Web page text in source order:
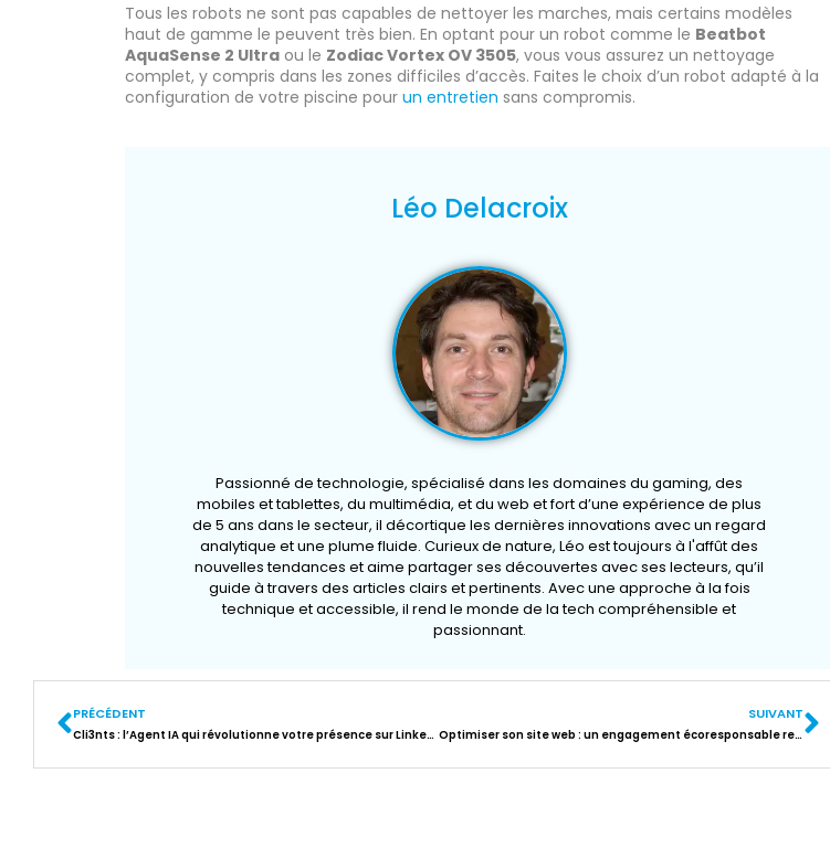
Tous les robots ne sont pas capables de nettoyer les marches, mais certains modèles
haut de gamme le peuvent très bien. En optant pour un robot comme le Beatbot
AquaSense 2 Ultra ou le Zodiac Vortex OV 3505, vous vous assurez un nettoyage
complet, y compris dans les zones difficiles d’accès. Faites le choix d’un robot adapté à la
configuration de votre piscine pourun entretien sans compromis.
Léo Delacroix
Passionné de technologie, spécialisé dans les domaines du gaming, des
mobiles et tablettes, du multimédia, et du web et fort d’une expérience de plus
de 5 ans dans le secteur, il décortique les dernières innovations avec un regard
analytique et une plume fluide. Curieux de nature, Léo est toujours à l'affût des
nouvelles tendances et aime partager ses découvertes avec ses lecteurs, qu’il
guide à travers des articles clairs et pertinents. Avec une approche à la fois
technique et accessible, il rend le monde de la tech compréhensible et
passionnant.
PRÉCÉDENT
Cli3nts : l’Agent IA qui révolutionne votre présence sur LinkedIn
SUIVANT
Optimiser son site web : un engagement écoresponsable rentable et durable